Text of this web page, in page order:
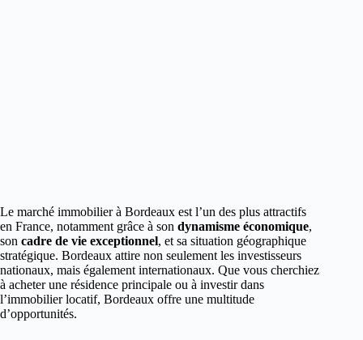
Le marché immobilier à Bordeaux est l’un des plus attractifs
en France, notamment grâce à son dynamisme économique,
son cadre de vie exceptionnel, et sa situation géographique
stratégique. Bordeaux attire non seulement les investisseurs
nationaux, mais également internationaux. Que vous cherchiez
à acheter une résidence principale ou à investir dans
l’immobilier locatif, Bordeaux offre une multitude
d’opportunités.